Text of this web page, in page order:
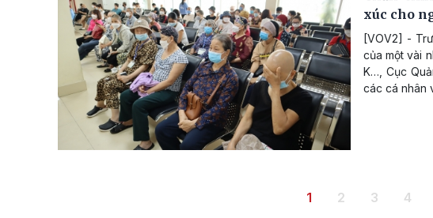
xúc cho
[VOV2] -
của một vài
K…, Cục
các cá nhân
Trang hiện thời
1 Trang
2 Trang
3 4